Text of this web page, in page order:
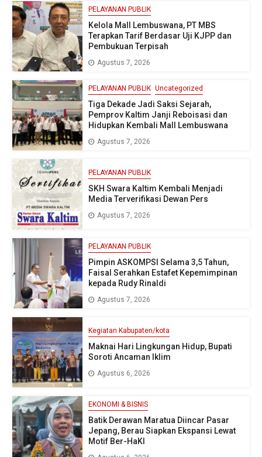
PELAYANAN PUBLIK
Kelola Mall Lembuswana, PT MBS
Terapkan Tarif Berdasar Uji KJPP dan
Pembukuan Terpisah
Agustus 7, 2026
PELAYANAN PUBLIK Uncategorized
Tiga Dekade Jadi Saksi Sejarah,
Pemprov Kaltim Janji Reboisasi dan
Hidupkan Kembali Mall Lembuswana
Agustus 7, 2026
PELAYANAN PUBLIK
SKH Swara Kaltim Kembali Menjadi
Media Terverifikasi Dewan Pers
Agustus 7, 2026
PELAYANAN PUBLIK
Pimpin ASKOMPSI Selama 3,5 Tahun,
Faisal Serahkan Estafet Kepemimpinan
kepada Rudy Rinaldi
Agustus 7, 2026
Kegiatan Kabupaten/kota
Maknai Hari Lingkungan Hidup, Bupati
Soroti Ancaman Iklim
Agustus 6, 2026
EKONOMI & BISNIS
Batik Derawan Maratua Diincar Pasar
Jepang, Berau Siapkan Ekspansi Lewat
Motif Ber-HaKI